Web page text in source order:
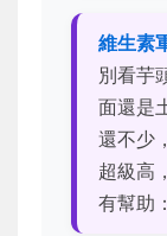
維生素
別看芋
面還是
還不少
超級高
有幫助：